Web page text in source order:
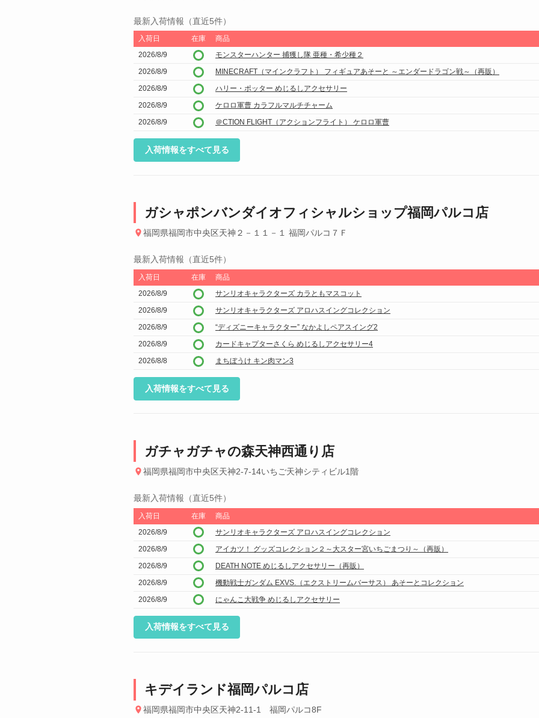
最新入荷情報（直近5件）
入荷日 在庫
商品
2026/8/9
モンスターハンター 捕獲し隊 亜種・希少種２
2026/8/9
MINECRAFT（マインクラフト） フィギュアあそーと ～エンダードラゴン戦～（再販）
2026/8/9
ハリー・ポッター めじるしアクセサリー
2026/8/9
ケロロ軍曹 カラフルマルチチャーム
2026/8/9
＠CTION FLIGHT（アクションフライト） ケロロ軍曹
入荷情報をすべて見る
ガシャポンバンダイオフィシャルショップ福岡パルコ店
福岡県福岡市中央区天神２－１１－１ 福岡パルコ７Ｆ
最新入荷情報（直近5件）
入荷日 在庫
商品
2026/8/9
サンリオキャラクターズ カラともマスコット
2026/8/9
サンリオキャラクターズ アロハスイングコレクション
2026/8/9
“ディズニーキャラクター” なかよしペアスイング2
2026/8/9
カードキャプターさくら めじるしアクセサリー4
2026/8/8
まちぼうけ キン肉マン3
入荷情報をすべて見る
ガチャガチャの森天神西通り店
福岡県福岡市中央区天神2-7-14いちご天神シティビル1階
最新入荷情報（直近5件）
入荷日 在庫
商品
2026/8/9
サンリオキャラクターズ アロハスイングコレクション
2026/8/9
アイカツ！ グッズコレクション２～大スター宮いちごまつり～（再販）
2026/8/9
DEATH NOTE めじるしアクセサリー（再販）
2026/8/9
機動戦士ガンダム EXVS.（エクストリームバーサス） あそーとコレクション
2026/8/9
にゃんこ大戦争 めじるしアクセサリー
入荷情報をすべて見る
キデイランド福岡パルコ店
福岡県福岡市中央区天神2-11-1 福岡パルコ8F